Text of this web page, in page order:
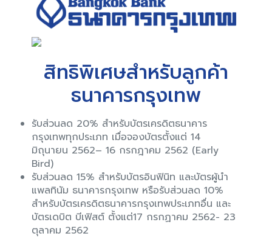
สิทธิพิเศษสำหรับลูกค้า
ธนาคารกรุงเทพ
รับส่วนลด 20% สำหรับบัตรเครดิตธนาคาร
กรุงเทพทุกประเภท เมื่อจองบัตรตั้งแต่ 14
มิถุนายน 2562– 16 กรกฎาคม 2562 (Early
Bird)
รับส่วนลด 15% สำหรับบัตรอินฟินิท และบัตรผู้นำ
แพลทินัม ธนาคารกรุงเทพ หรือรับส่วนลด 10%
สำหรับบัตรเครดิตธนาคารกรุงเทพประเภทอื่น และ
บัตรเดบิต บีเฟิสต์ ตั้งแต่17 กรกฏาคม 2562- 23
ตุลาคม 2562